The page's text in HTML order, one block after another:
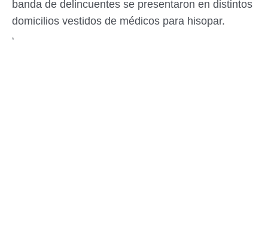
banda de delincuentes se presentaron en distintos
domicilios vestidos de médicos para hisopar.
*